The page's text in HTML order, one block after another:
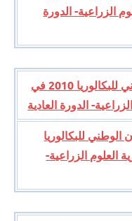
الزراعية- الدورة
موضوع الامتحان الوطني للبكالوريا 2010 في
الدورة العادية
للبكالوريا
العلوم الزراعية-